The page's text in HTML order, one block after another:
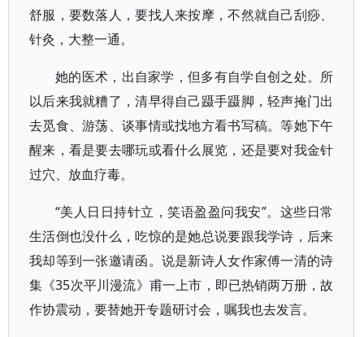
舒服，要数落人，要找人来按摩，不然就自己刮痧、
针灸，大整一通。
她的医术，出自家学，但多有自学自创之处。所
以后来我就糟了，清早得自己蹑手蹑脚，轻声掩门出
去觅食、游荡、谈事情或找地方看书写稿。等她下午
醒来，看是要去哪玩或看什么展览，还是要对我金针
过穴、放血疗毒。
“美人日日持针立，笑语盈盈问我安”。这些日常
生活倒也没什么，吃惊的是她总说要跟我学诗，后来
我却等到一张邀请函。说是新诗人女作家傅一清的诗
集《35次平川漫流》甫一上市，即已热销两万册，故
作协震动，要替她开专题研讨会，嘱我也去发言。